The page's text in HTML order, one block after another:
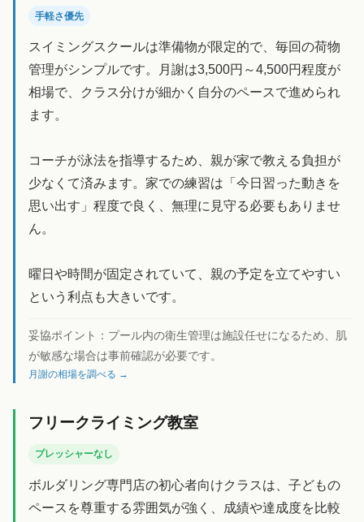
手軽さ優先
スイミングスクールは準備物が限定的で、毎回の荷物
管理がシンプルです。月謝は3,500円～4,500円程度が
相場で、クラス分けが細かく自分のペースで進められ
ます。
コーチが泳法を指導するため、親が家で教える負担が
少なくて済みます。家での練習は「今日習った動きを
思い出す」程度で良く、無理に見守る必要もありませ
ん。
曜日や時間が固定されていて、親の予定を立てやすい
という利点も大きいです。
妥協ポイント： プール内の衛生管理は施設任せになるため、肌
が敏感な場合は事前確認が必要です。
月謝の相場を調べる →
フリークライミング教室
プレッシャーなし
ボルダリング専門店の初心者向けクラスは、子どもの
ペースを尊重する雰囲気が強く、成績や達成度を比較